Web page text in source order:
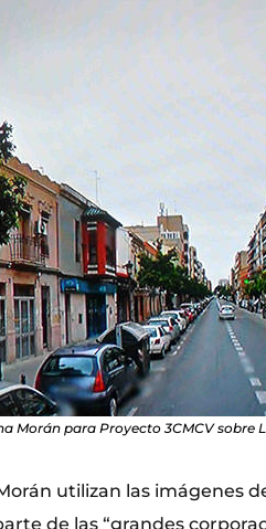
Morán para Proyecto 3CMCV sobre
utilizan las imágenes
de las “grandes